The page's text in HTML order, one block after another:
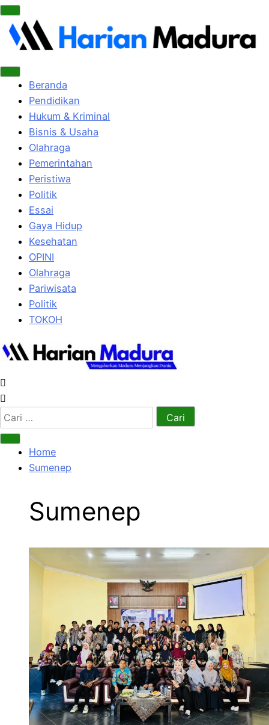
Beranda
Pendidikan
Hukum & Kriminal
Bisnis & Usaha
Olahraga
Pemerintahan
Peristiwa
Politik
Essai
Gaya Hidup
Kesehatan
OPINI
Olahraga
Pariwisata
Politik
TOKOH
Cari
untuk:
Home
Sumenep
Sumenep